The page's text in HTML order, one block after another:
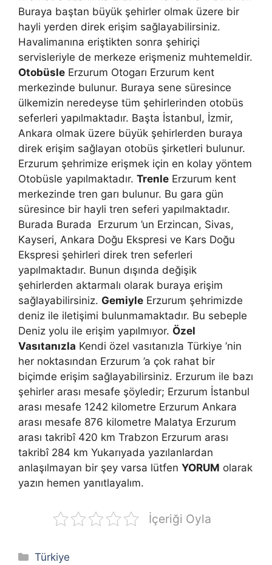
Buraya baştan büyük şehirler olmak üzere bir
hayli yerden direk erişim sağlayabilirsiniz.
Havalimanına eriştikten sonra şehiriçi
servisleriyle de merkeze erişmeniz muhtemeldir.
Otobüsle Erzurum Otogarı Erzurum kent
merkezinde bulunur. Buraya sene süresince
ülkemizin neredeyse tüm şehirlerinden otobüs
seferleri yapılmaktadır. Başta İstanbul, İzmir,
Ankara olmak üzere büyük şehirlerden buraya
direk erişim sağlayan otobüs şirketleri bulunur.
Erzurum şehrimize erişmek için en kolay yöntem
Otobüsle yapılmaktadır. Trenle Erzurum kent
merkezinde tren garı bulunur. Bu gara gün
süresince bir hayli tren seferi yapılmaktadır.
Burada Burada Erzurum ’un Erzincan, Sivas,
Kayseri, Ankara Doğu Ekspresi ve Kars Doğu
Ekspresi şehirleri direk tren seferleri
yapılmaktadır. Bunun dışında değişik
şehirlerden aktarmalı olarak buraya erişim
sağlayabilirsiniz. Gemiyle Erzurum şehrimizde
deniz ile iletişimi bulunmamaktadır. Bu sebeple
Deniz yolu ile erişim yapılmıyor. Özel
Vasıtanızla Kendi özel vasıtanızla Türkiye ’nin
her noktasından Erzurum ’a çok rahat bir
biçimde erişim sağlayabilirsiniz. Erzurum ile bazı
şehirler arası mesafe şöyledir; Erzurum İstanbul
arası mesafe 1242 kilometre Erzurum Ankara
arası mesafe 876 kilometre Malatya Erzurum
arası takribî 420 km Trabzon Erzurum arası
takribî 284 km Yukarıyada yazılanlardan
anlaşılmayan bir şey varsa lütfen YORUM olarak
yazın hemen yanıtlayalım.
İçeriği Oyla
Kategoriler
Türkiye